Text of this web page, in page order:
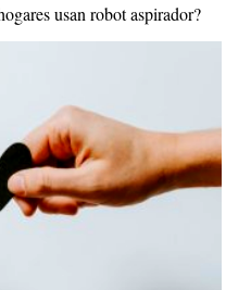
usan robot aspirador?